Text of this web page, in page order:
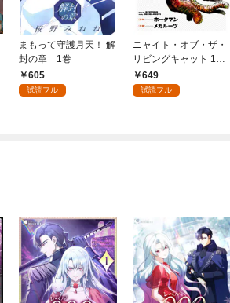
まもって守護月天！ 解
封の章 1巻
605
試読フル
ニャイト・オブ・ザ・
リビングキャット 1巻
すべてが猫になる
649
試読フル